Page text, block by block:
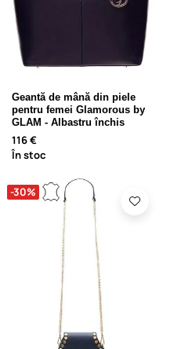
Geantă de mână din piele
pentru femei Glamorous by
GLAM - Albastru închis
116 €
În stoc
-30%